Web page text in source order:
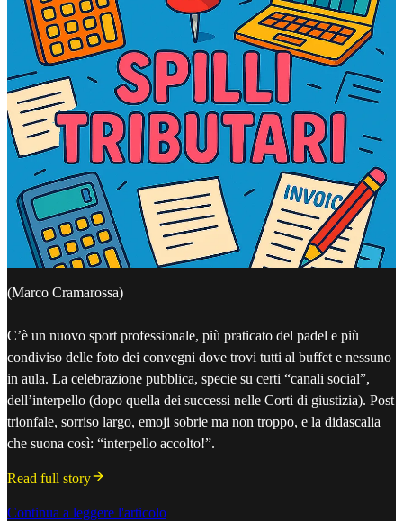
(Marco Cramarossa)
C’è un nuovo sport professionale, più praticato del padel e più
condiviso delle foto dei convegni dove trovi tutti al buffet e nessuno
in aula. La celebrazione pubblica, specie su certi “canali social”,
dell’interpello (dopo quella dei successi nelle Corti di giustizia). Post
trionfale, sorriso largo, emoji sobrie ma non troppo, e la didascalia
che suona così: “interpello accolto!”.
Read full story
Continua a leggere l'articolo